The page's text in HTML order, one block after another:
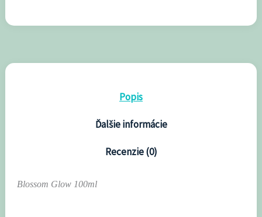
Popis
Ďalšie informácie
Recenzie (0)
Blossom Glow 100ml